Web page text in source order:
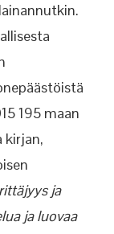
195 maan
kirjan,
ja
ja luovaa